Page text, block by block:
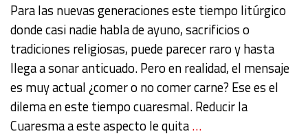
Para las nuevas generaciones este tiempo litúrgico
donde casi nadie habla de ayuno, sacrificios o
tradiciones religiosas, puede parecer raro y hasta
llega a sonar anticuado. Pero en realidad, el mensaje
es muy actual ¿comer o no comer carne? Ese es el
dilema en este tiempo cuaresmal. Reducir la
Cuaresma a este aspecto le quita…